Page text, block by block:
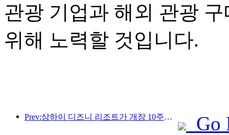
관광 기업과 해외 관광
위해 노력할 것입니다.
Prev:상하이 디즈니 리조트가 개장 10주년을 맞이했으며, 현재까지 1억 명이 넘는 방문객을 맞이했습니다.
Go